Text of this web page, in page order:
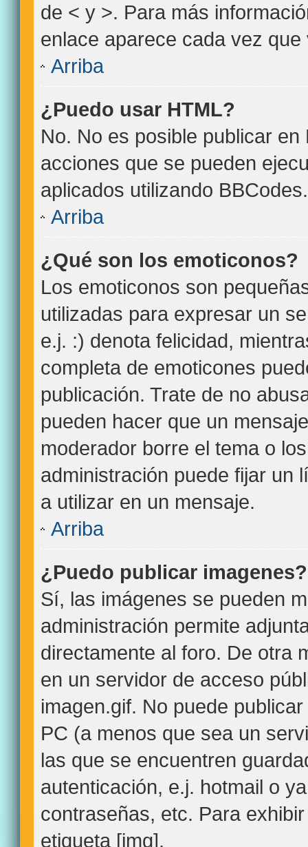
de < y >. Para más
enlace aparece cada vez
Arriba
¿Puedo usar HTML?
No. No es posible publicar
acciones que se pueden
aplicados utilizando BBCodes.
Arriba
¿Qué son los emoticonos?
Los emoticonos son
utilizadas para expresar un
e.j. :) denota felicidad,
completa de emoticones
publicación. Trate de no
pueden hacer que un
moderador borre el tema o
administración puede fijar un
a utilizar en un mensaje.
Arriba
¿Puedo publicar imagenes?
Sí, las imágenes se pueden
administración permite
directamente al foro. De otra
en un servidor de acceso
imagen.gif. No puede
PC (a menos que sea un
las que se encuentren
autenticación, e.j. hotmail o
contraseñas, etc. Para
etiqueta [img].